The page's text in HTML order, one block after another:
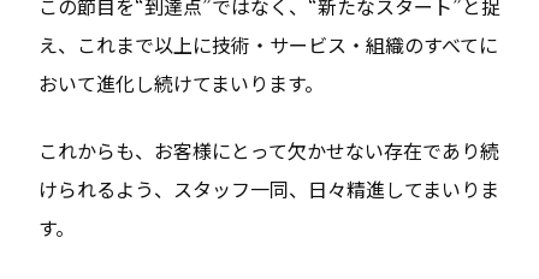
この節目を“到達点”ではなく、“新たなスタート”と捉
え、これまで以上に技術・サービス・組織のすべてに
おいて進化し続けてまいります。
これからも、お客様にとって欠かせない存在であり続
けられるよう、スタッフ一同、日々精進してまいりま
す。